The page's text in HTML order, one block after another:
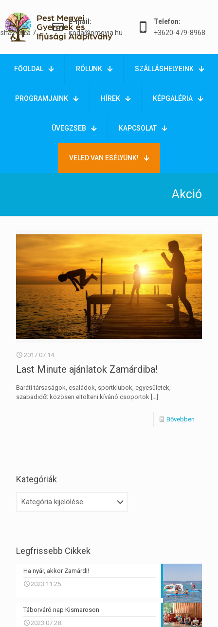
utca 7.
E-mail:
iroda@pmgyia.hu
Telefon:
+3620-479-8968
FŐOLDAL RÓLUNK SZÁLLÁSHELYEINK
PROGRAMJAINK HÍREK KÉPGALÉRIA
ÜVEGZSEB KAPCSOLAT
VELED VAN ESÉLYÜNK!
Akció
2017.07.14.
Last Minute ajánlatok Zamárdiba!
Baráti társaságok, családok, sportklubok, egyesületek,
szabadidőt közösen eltölteni kívánó csoportok
Bővebben
Kategóriák
Legfrissebb Cikkek
Ha nyár, akkor Zamárdi!
2023.11.25.
Táborváró nap Kismaroson
2023.07.28.